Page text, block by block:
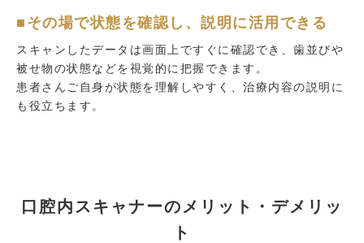
■その場で状態を確認し、説明に活用できる
スキャンしたデータは画面上ですぐに確認でき、歯並びや
被せ物の状態などを視覚的に把握できます。
患者さんご自身が状態を理解しやすく、治療内容の説明に
も役立ちます。
口腔内スキャナーのメリット・デメリッ
ト